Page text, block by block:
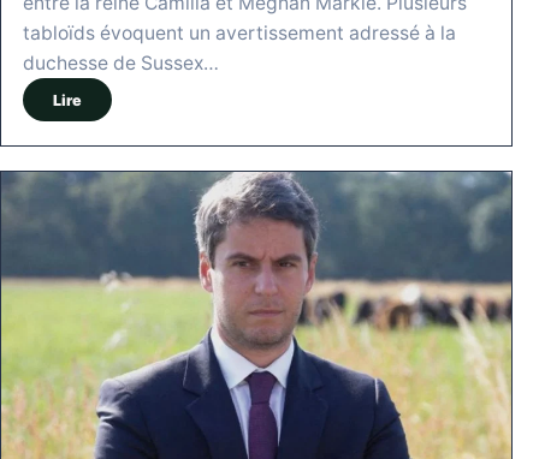
tabloïds évoquent un avertissement adressé à la
duchesse de Sussex…
Lire